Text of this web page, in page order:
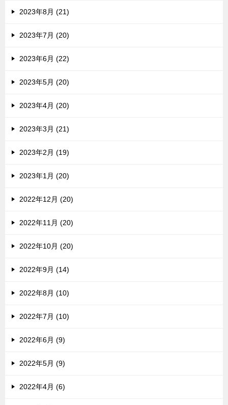
2023年8月 (21)
2023年7月 (20)
2023年6月 (22)
2023年5月 (20)
2023年4月 (20)
2023年3月 (21)
2023年2月 (19)
2023年1月 (20)
2022年12月 (20)
2022年11月 (20)
2022年10月 (20)
2022年9月 (14)
2022年8月 (10)
2022年7月 (10)
2022年6月 (9)
2022年5月 (9)
2022年4月 (6)